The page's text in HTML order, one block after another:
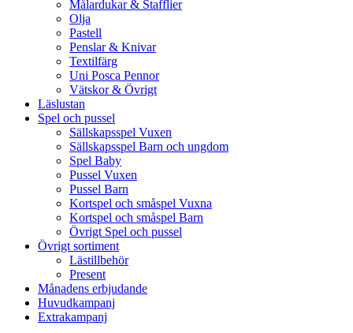
Målardukar & Stafflier
Olja
Pastell
Penslar & Knivar
Textilfärg
Uni Posca Pennor
Vätskor & Övrigt
Läslustan
Spel och pussel
Sällskapsspel Vuxen
Sällskapsspel Barn och ungdom
Spel Baby
Pussel Vuxen
Pussel Barn
Kortspel och småspel Vuxna
Kortspel och småspel Barn
Övrigt Spel och pussel
Övrigt sortiment
Lästillbehör
Present
Månadens erbjudande
Huvudkampanj
Extrakampanj